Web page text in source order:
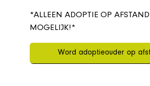
*ALLEEN ADOPTIE OP
MOGELIJK!*
Word adoptieouder op